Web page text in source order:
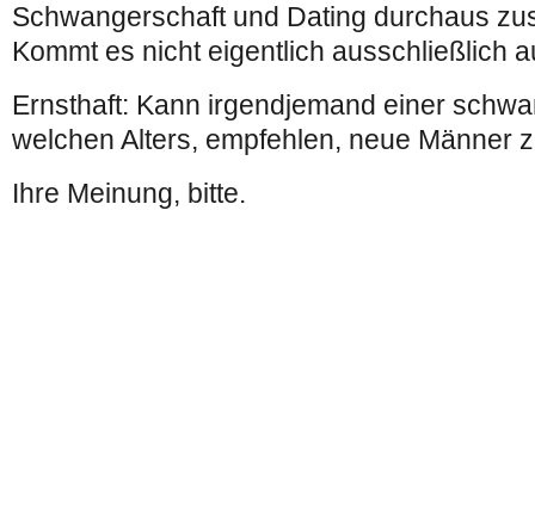
Schwangerschaft und Dating durchaus
Kommt es nicht eigentlich ausschließlich
Ernsthaft: Kann irgendjemand einer
welchen Alters, empfehlen, neue Männer
Ihre Meinung, bitte.